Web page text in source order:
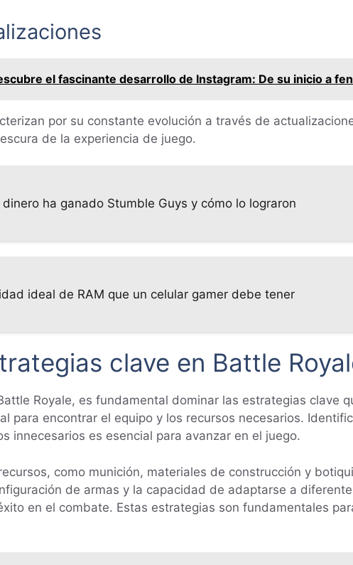
el fascinante desarrollo de Instagram: De su inicio a
por su constante evolución a través de
de la experiencia de juego.
ha ganado Stumble Guys y cómo lo lograron
ideal de RAM que un celular gamer debe tener
clave en Battle
Royale, es fundamental dominar las estrategias clave
para encontrar el equipo y los recursos necesarios.
innecesarios es esencial para avanzar en el juego.
como munición, materiales de construcción y
de armas y la capacidad de adaptarse a
en el combate. Estas estrategias son fundamentales